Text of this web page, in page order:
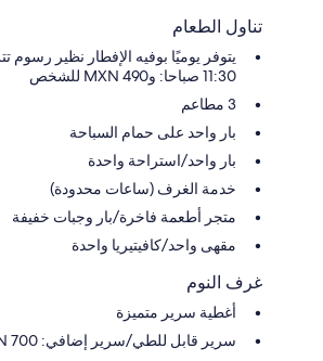
تناول الطعام
11:30 صباحا: و490 MXN للشخص
3 مطاعم
بار واحد على حمام السباحة
بار واحد/استراحة واحدة
خدمة الغرف (ساعات محدودة)
متجر أطعمة فاخرة/بار وجبات خفيفة
مقهى واحد/كافيتيريا واحدة
غرف النوم
أغطية سرير متميزة
سرير قابل للطي/سرير إضافي: MXN 700 في الليلة